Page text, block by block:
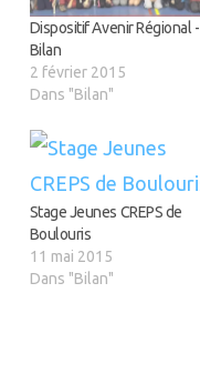
Dispositif Avenir Régional -
Bilan
2 février 2015
Dans "Bilan"
Stage Jeunes CREPS de
Boulouris
11 mai 2015
Dans "Bilan"